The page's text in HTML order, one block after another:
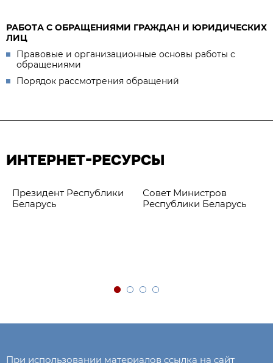
РАБОТА С ОБРАЩЕНИЯМИ ГРАЖДАН И ЮРИДИЧЕСКИХ
ЛИЦ
Правовые и организационные основы работы с
обращениями
Порядок рассмотрения обращений
ИНТЕРНЕТ-РЕСУРСЫ
Президент Республики
Беларусь
Совет Министров
Республики Беларусь
При использовании материалов ссылка на сайт